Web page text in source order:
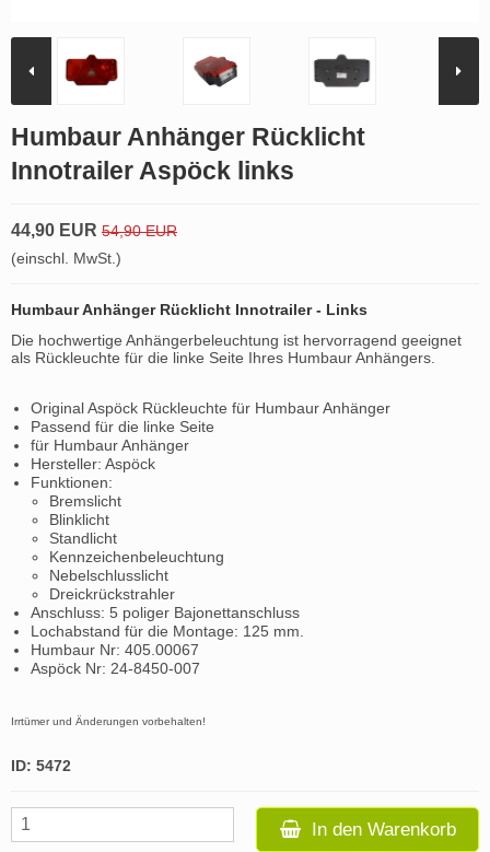
Humbaur Anhänger Rücklicht
Innotrailer Aspöck links
44,90 EUR 54,90 EUR
(einschl. MwSt.)
Humbaur Anhänger Rücklicht Innotrailer - Links
Die hochwertige Anhängerbeleuchtung ist hervorragend geeignet
als Rückleuchte für die linke Seite Ihres Humbaur Anhängers.
Original Aspöck Rückleuchte für Humbaur Anhänger
Passend für die linke Seite
für Humbaur Anhänger
Hersteller: Aspöck
Funktionen:
Bremslicht
Blinklicht
Standlicht
Kennzeichenbeleuchtung
Nebelschlusslicht
Dreickrückstrahler
Anschluss: 5 poliger Bajonettanschluss
Lochabstand für die Montage: 125 mm.
Humbaur Nr: 405.00067
Aspöck Nr: 24-8450-007
Irrtümer und Änderungen vorbehalten!
ID: 5472
In den Warenkorb